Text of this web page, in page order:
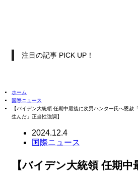
注目の記事 PICK UP！
ホーム
国際ニュース
【バイデン大統領 任期中最後に次男ハンター氏へ恩赦
生んだ」正当性強調】
2024.12.4
国際ニュース
【バイデン大統領 任期